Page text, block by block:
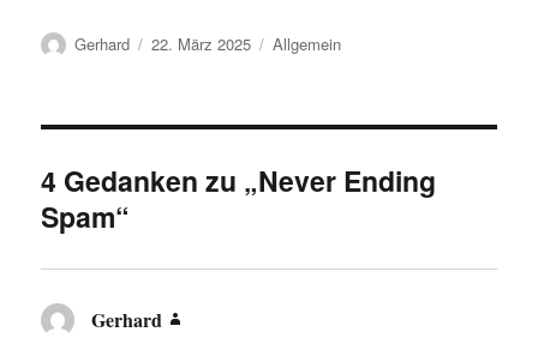
Autor
Gerhard
Veröffentlicht
22. März 2025 Kategorien
Allgemein
4 Gedanken zu „Never Ending
Spam“
Gerhard